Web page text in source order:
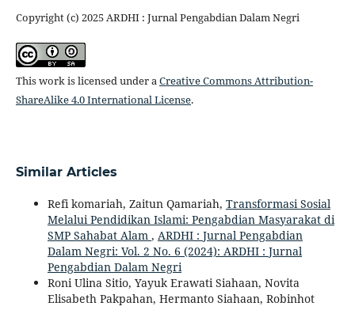
Copyright (c) 2025 ARDHI : Jurnal Pengabdian Dalam Negri
This work is licensed under aCreative Commons Attribution-
ShareAlike 4.0 International License.
Similar Articles
Refi komariah, Zaitun Qamariah, Transformasi Sosial
Melalui Pendidikan Islami: Pengabdian Masyarakat di
SMP Sahabat Alam , ARDHI : Jurnal Pengabdian
Dalam Negri: Vol. 2 No. 6 (2024): ARDHI : Jurnal
Pengabdian Dalam Negri
Roni Ulina Sitio, Yayuk Erawati Siahaan, Novita
Elisabeth Pakpahan, Hermanto Siahaan, Robinhot